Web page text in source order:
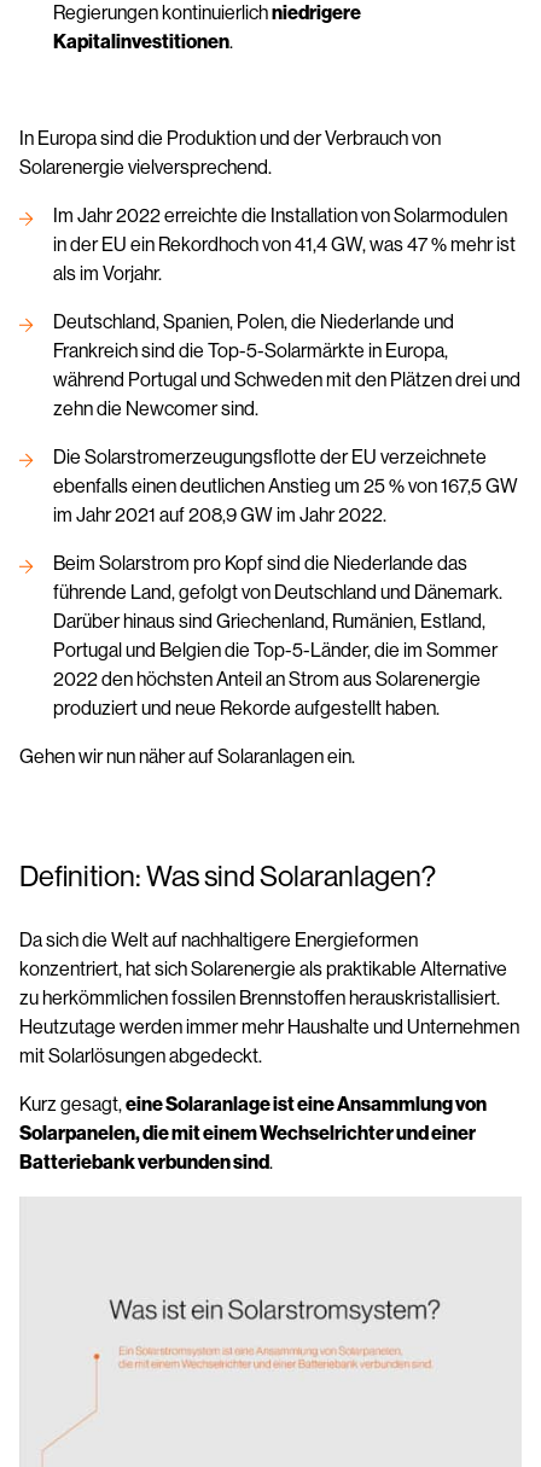
Regierungen kontinuierlichniedrigere
Kapitalinvestitionen.
In Europa sind die Produktion und der Verbrauch von
Solarenergie vielversprechend.
Im Jahr 2022 erreichte die Installation von Solarmodulen
in der EU ein Rekordhoch von 41,4 GW, was 47 % mehr ist
als im Vorjahr.
Deutschland, Spanien, Polen, die Niederlande und
Frankreich sind die Top-5-Solarmärkte in Europa,
während Portugal und Schweden mit den Plätzen drei und
zehn die Newcomer sind.
Die Solarstromerzeugungsflotte der EU verzeichnete
ebenfalls einen deutlichen Anstieg um 25 % von 167,5 GW
im Jahr 2021 auf 208,9 GW im Jahr 2022.
Beim Solarstrom pro Kopf sind die Niederlande das
führende Land, gefolgt von Deutschland und Dänemark.
Darüber hinaus sind Griechenland, Rumänien, Estland,
Portugal und Belgien die Top-5-Länder, die im Sommer
2022 den höchsten Anteil an Strom aus Solarenergie
produziert und neue Rekorde aufgestellt haben.
Gehen wir nun näher auf Solaranlagen ein.
Definition: Was sind Solaranlagen?
Da sich die Welt auf nachhaltigere Energieformen
konzentriert, hat sich Solarenergie als praktikable Alternative
zu herkömmlichen fossilen Brennstoffen herauskristallisiert.
Heutzutage werden immer mehr Haushalte und Unternehmen
mit Solarlösungen abgedeckt.
Kurz gesagt,eine Solaranlage ist eine Ansammlung von
Solarpanelen, die mit einem Wechselrichter und einer
Batteriebank verbunden sind.